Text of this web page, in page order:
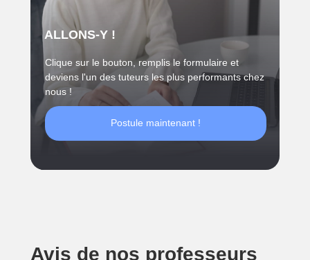
Clique sur le bouton, remplis le formulaire et
deviens l'un des tuteurs les plus performants chez
nous !
Postule maintenant !
ALLONS-Y !
Avis de nos professeurs